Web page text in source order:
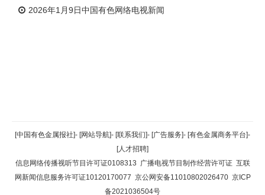
2026年1月9日中国有色网络电视新闻
返回顶部
返回首页
[中国有色金属报社]- [网站导航]- [联系我们]- [广告服务]- [有色金属商务平台]-
[人才招聘]
信息网络传播视听节目许可证0108313 广播电视节目制作经营许可证 互联
网新闻信息服务许可证10120170077 京公网安备11010802026470 京ICP
备2021036504号